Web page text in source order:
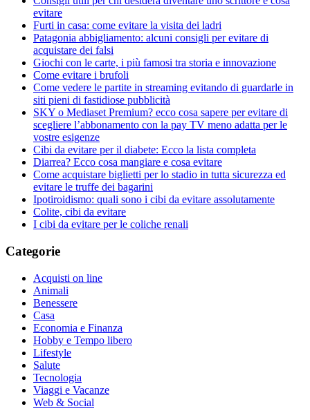
evitare
Furti in casa: come evitare la visita dei ladri
Patagonia abbigliamento: alcuni consigli per evitare di
acquistare dei falsi
Giochi con le carte, i più famosi tra storia e innovazione
Come evitare i brufoli
Come vedere le partite in streaming evitando di guardarle in
siti pieni di fastidiose pubblicità
SKY o Mediaset Premium? ecco cosa sapere per evitare di
scegliere l’abbonamento con la pay TV meno adatta per le
vostre esigenze
Cibi da evitare per il diabete: Ecco la lista completa
Diarrea? Ecco cosa mangiare e cosa evitare
Come acquistare biglietti per lo stadio in tutta sicurezza ed
evitare le truffe dei bagarini
Ipotiroidismo: quali sono i cibi da evitare assolutamente
Colite, cibi da evitare
I cibi da evitare per le coliche renali
Categorie
Acquisti on line
Animali
Benessere
Casa
Economia e Finanza
Hobby e Tempo libero
Lifestyle
Salute
Tecnologia
Viaggi e Vacanze
Web & Social